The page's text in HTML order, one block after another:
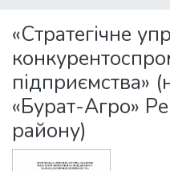
Статистика
«Стратегічне
підприємства»
«Бурат-Агро»
району)